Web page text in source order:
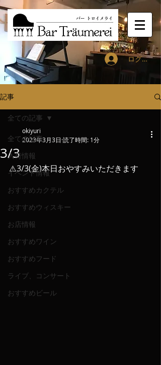
ログイン
記事
全ての記事
入荷情報
イベント情報
おすすめカクテル
おすすめウィスキー
お店情報
おすすめワイン
おすすめフード
ライブ、コンサート
おすすめビール
全ての記事
3/3
okiyuri
2023年3月3日 読了時間: 1分
⚠️3/3(金)本日おやすみいただきます